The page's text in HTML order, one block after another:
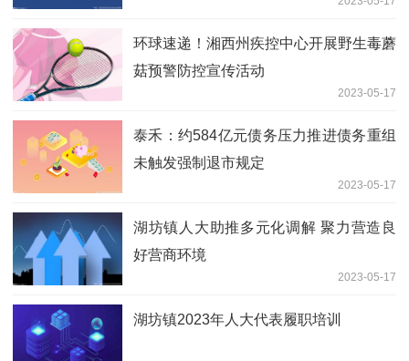
环球速递！湘西州疾控中心开展野生毒蘑
菇预警防控宣传活动
2023-05-17
泰禾：约584亿元债务压力推进债务重组
未触发强制退市规定
2023-05-17
湖坊镇人大助推多元化调解 聚力营造良
好营商环境
2023-05-17
湖坊镇2023年人大代表履职培训